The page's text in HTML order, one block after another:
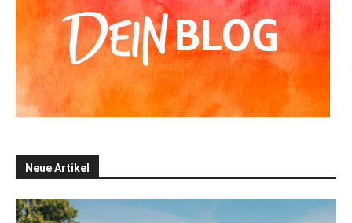
Neue Artikel